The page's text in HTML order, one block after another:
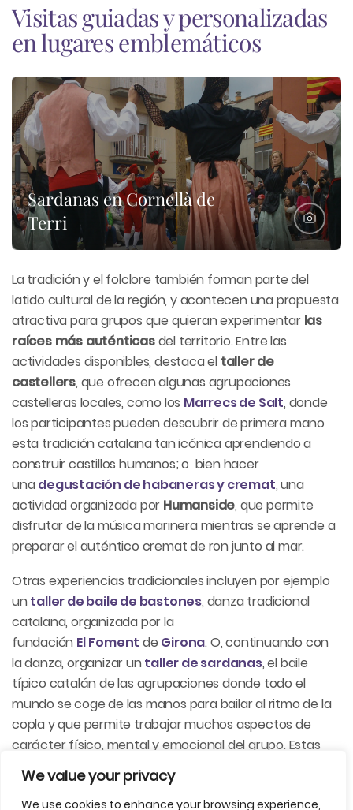
We value your privacy
We use cookies to enhance your browsing experience,
Visitas guiadas y personalizadas
en lugares emblemáticos
Sardanas en Cornellà de
Terri
La tradición y el folclore también forman parte del
latido cultural de la región, y acontecen una propuesta
atractiva para grupos que quieran experimentar las
raíces más auténticasdel territorio. Entre las
actividades disponibles, destaca el taller de
castellers, que ofrecen algunas agrupaciones
castelleras locales, como los Marrecs de Salt, donde
los participantes pueden descubrir de primera mano
esta tradición catalana tan icónica aprendiendo a
construir castillos humanos; o bien hacer
unadegustación de habaneras y cremat, una
actividad organizada por Humanside, que permite
disfrutar de la música marinera mientras se aprende a
preparar el auténtico cremat de ron junto al mar.
Otras experiencias tradicionales incluyen por ejemplo
untaller de baile de bastones, danza tradicional
catalana, organizada por la
fundación ElFoment de Girona. O, continuando con
la danza, organizar untaller de sardanas, el baile
típico catalán de las agrupaciones donde todo el
mundo se coge de las manos para bailar al ritmo de la
copla y que permite trabajar muchos aspectos de
carácter físico, mental y emocional del grupo. Estas
interactiva, sino que fomentan la cohesión de grupo y
la conexión con la identidad del territorio.